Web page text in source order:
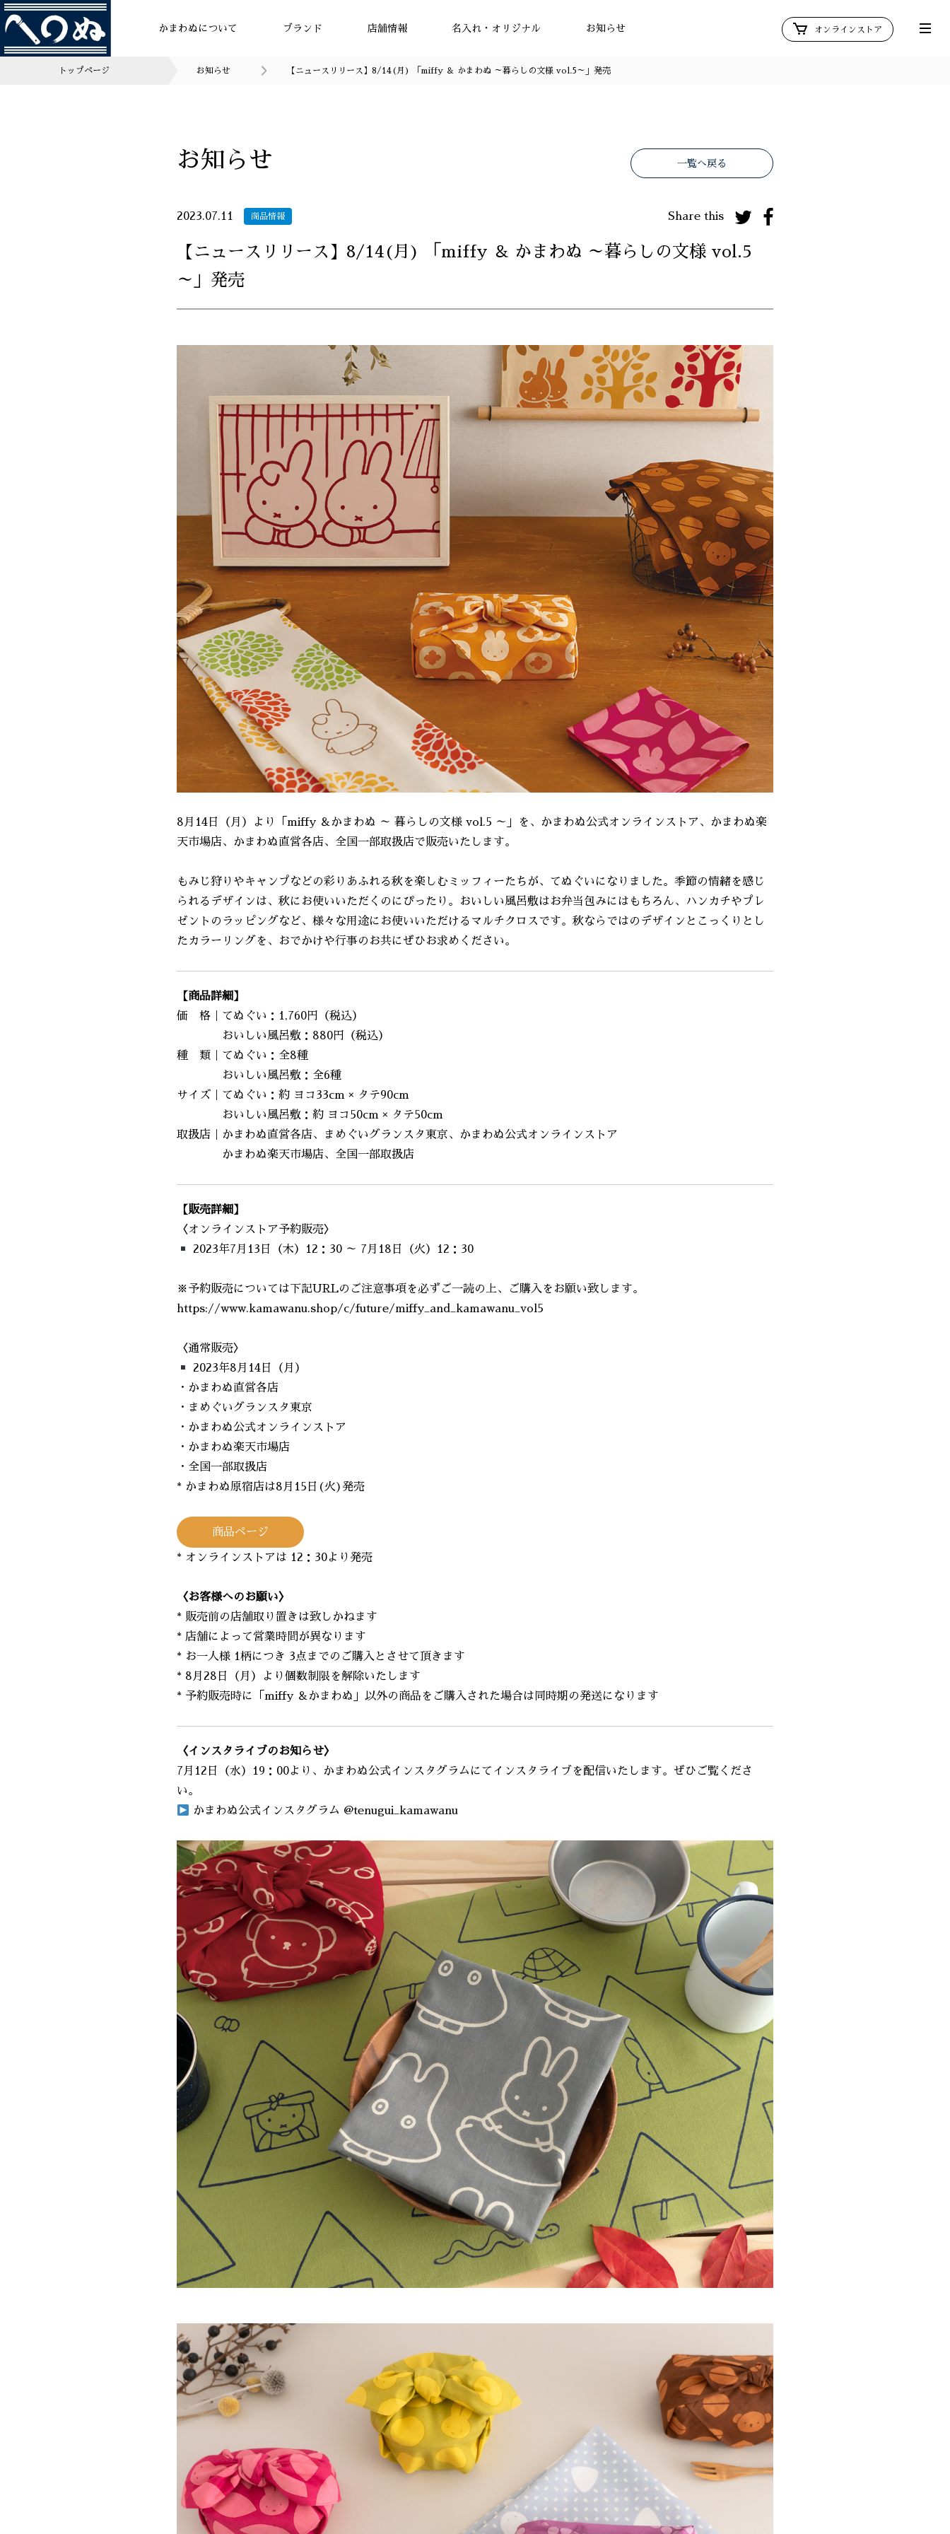
かまわぬについて ブランド 店舗情報 名入れ・オリジナル お知らせ オンラインストア
トップページ お知らせ 【ニュースリリース】8/14(月) 「miffy ＆ かまわぬ ～暮らしの文様 vol.5～」発売
お知らせ 一覧へ戻る
2023.07.11 商品情報 Share this
【ニュースリリース】8/14(月) 「miffy ＆ かまわぬ ～暮らしの文様 vol.5
～」発売
8月14日（月）より「miffy ＆かまわぬ ～ 暮らしの文様 vol.5 ～」を、かまわぬ公式オンラインストア、かまわぬ楽
天市場店、かまわぬ直営各店、全国一部取扱店で販売いたします。
もみじ狩りやキャンプなどの彩りあふれる秋を楽しむミッフィーたちが、てぬぐいになりました。季節の情緒を感じ
られるデザインは、秋にお使いいただくのにぴったり。おいしい風呂敷はお弁当包みにはもちろん、ハンカチやプレ
ゼントのラッピングなど、様々な用途にお使いいただけるマルチクロスです。秋ならではのデザインとこっくりとし
たカラーリングを、おでかけや行事のお共にぜひお求めください。
【商品詳細】
価 格｜てぬぐい：1,760円（税込）
おいしい風呂敷：880円（税込）
種 類｜てぬぐい：全8種
おいしい風呂敷：全6種
サイズ｜てぬぐい：約 ヨコ33cm × タテ90cm
おいしい風呂敷：約 ヨコ50cm × タテ50cm
取扱店｜かまわぬ直営各店、まめぐいグランスタ東京、かまわぬ公式オンラインストア
かまわぬ楽天市場店、全国一部取扱店
【販売詳細】
〈オンラインストア予約販売〉
2023年7月13日（木）12：30 ～ 7月18日（火）12：30
※予約販売については下記URLのご注意事項を必ずご一読の上、ご購入をお願い致します。
https://www.kamawanu.shop/c/future/miffy_and_kamawanu_vol5
〈通常販売〉
2023年8月14日（月）
・かまわぬ直営各店
・まめぐいグランスタ東京
・かまわぬ公式オンラインストア
・かまわぬ楽天市場店
・全国一部取扱店
* かまわぬ原宿店は8月15日(火)発売
商品ページ
* オンラインストアは 12：30より発売
〈お客様へのお願い〉
* 販売前の店舗取り置きは致しかねます
* 店舗によって営業時間が異なります
* お一人様 1柄につき 3点までのご購入とさせて頂きます
* 8月28日（月）より個数制限を解除いたします
* 予約販売時に「miffy ＆かまわぬ」以外の商品をご購入された場合は同時期の発送になります
〈インスタライブのお知らせ〉
7月12日（水）19：00より、かまわぬ公式インスタグラムにてインスタライブを配信いたします。ぜひご覧くださ
い。
かまわぬ公式インスタグラム @tenugui_kamawanu